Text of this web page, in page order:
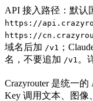
API 接入路径：默认
https://
https://
域名后加 /v1
；
名，不要追加 /v1 。
Crazyrouter 是统一
Key 调用文本、图像